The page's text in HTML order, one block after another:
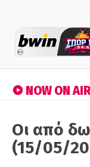
NOW ON
Οι από
(15/05/